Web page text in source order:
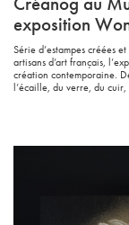
exposition
Série d’estampes créées
artisans d’art français,
création contemporaine.
l’écaille, du verre, du